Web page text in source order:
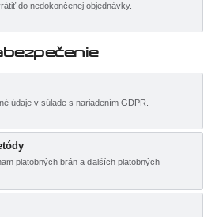
do nedokončenej objednávky.
údaje v súlade s nariadením GDPR.
platobných brán a ďalších platobných